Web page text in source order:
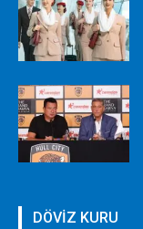
DÖVİZ KURU